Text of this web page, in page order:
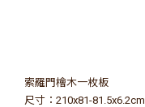
索羅門檜木一枚板
尺寸：210x81-81.5x6.2cm